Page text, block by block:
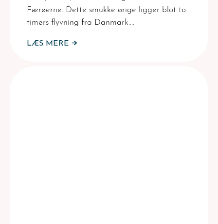
Færøerne. Dette smukke ørige ligger blot to
timers flyvning fra Danmark.…
LÆS MERE